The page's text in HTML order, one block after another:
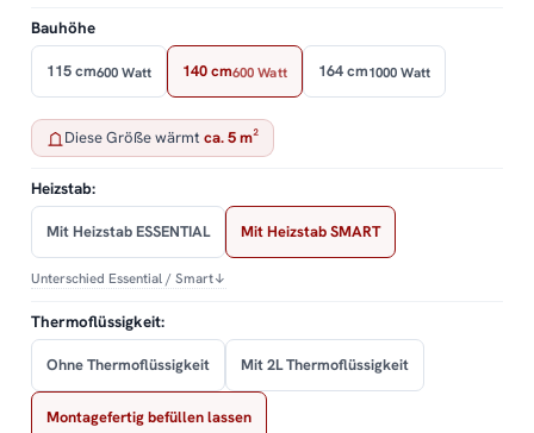
Bauhöhe
115 cm600 Watt 140 cm600 Watt 164 cm1000 Watt
Diese Größe wärmt ca. 5 m²
Heizstab:
Mit Heizstab ESSENTIAL Mit Heizstab SMART
Unterschied Essential / Smart↓
Thermoflüssigkeit:
Ohne Thermoflüssigkeit Mit 2L Thermoflüssigkeit
Montagefertig befüllen lassen